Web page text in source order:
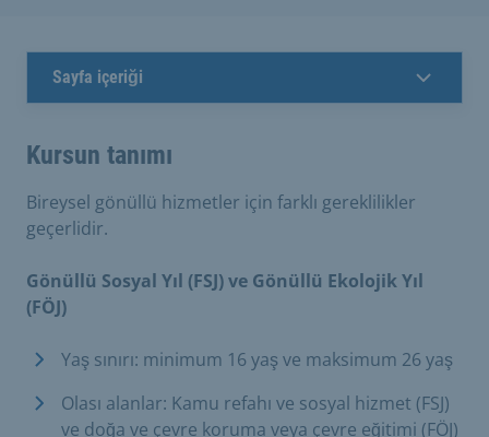
Sayfa içeriği
Kursun tanımı
Bireysel gönüllü hizmetler için farklı gereklilikler
geçerlidir.
Gönüllü Sosyal Yıl (FSJ) ve Gönüllü Ekolojik Yıl
(FÖJ)
Yaş sınırı: minimum 16 yaş ve maksimum 26 yaş
Olası alanlar: Kamu refahı ve sosyal hizmet (FSJ)
ve doğa ve çevre koruma veya çevre eğitimi (FÖJ)